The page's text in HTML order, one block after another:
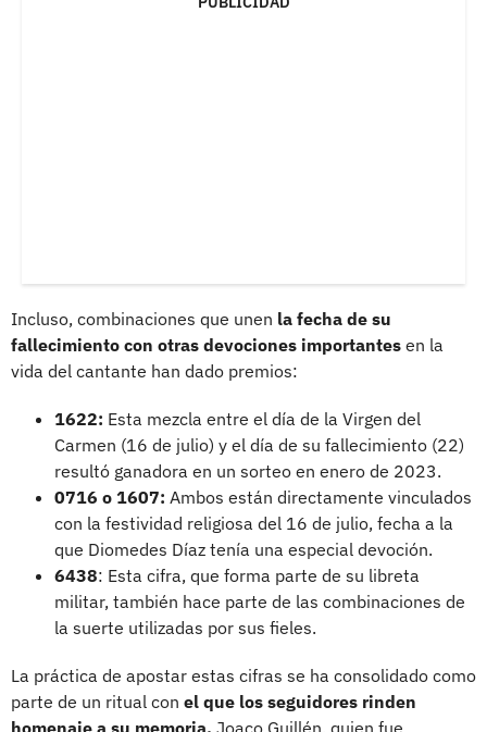
Incluso, combinaciones que unen la fecha de su
fallecimiento con otras devociones importantes en la
vida del cantante han dado premios:
1622: Esta mezcla entre el día de la Virgen del
Carmen (16 de julio) y el día de su fallecimiento (22)
resultó ganadora en un sorteo en enero de 2023.
0716 o 1607: Ambos están directamente vinculados
con la festividad religiosa del 16 de julio, fecha a la
que Diomedes Díaz tenía una especial devoción.
6438: Esta cifra, que forma parte de su libreta
militar, también hace parte de las combinaciones de
la suerte utilizadas por sus fieles.
La práctica de apostar estas cifras se ha consolidado como
parte de un ritual con el que los seguidores rinden
homenaje a su memoria. Joaco Guillén, quien fue